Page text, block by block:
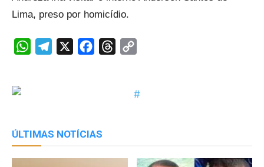
Lima, preso por homicídio.
WhatsAppTelegram FacebookThreads
ÚLTIMAS NOTÍCIAS